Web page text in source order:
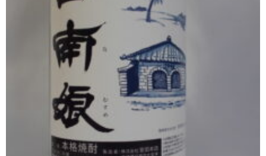
薩摩酒造
白玉醸造
甲斐商店